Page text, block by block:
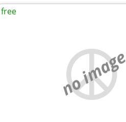
no image
free